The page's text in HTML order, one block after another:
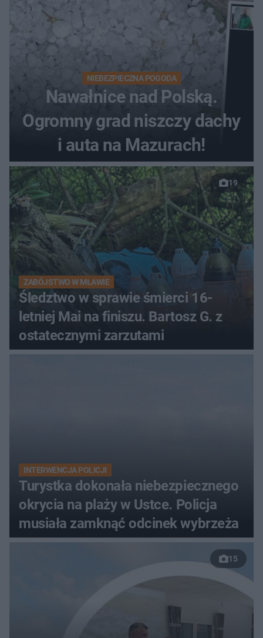
NIEBEZPIECZNA POGODA
Nawałnice nad Polską.
Ogromny grad niszczy dachy
i auta na Mazurach!
19
ZABÓJSTWO W MŁAWIE
Śledztwo w sprawie śmierci 16-
letniej Mai na finiszu. Bartosz G. z
ostatecznymi zarzutami
INTERWENCJA POLICJI
Turystka dokonała niebezpiecznego
okrycia na plaży w Ustce. Policja
musiała zamknąć odcinek wybrzeża
15